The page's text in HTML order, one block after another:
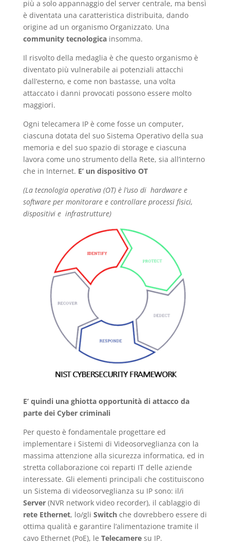
più a solo appannaggio del server centrale, ma bensì
è diventata una caratteristica distribuita, dando
origine ad un organismo Organizzato. Una
community tecnologica insomma.
Il risvolto della medaglia è che questo organismo è
diventato più vulnerabile ai potenziali attacchi
dall’esterno, e come non bastasse, una volta
attaccato i danni provocati possono essere molto
maggiori.
Ogni telecamera IP è come fosse un computer,
ciascuna dotata del suo Sistema Operativo della sua
memoria e del suo spazio di storage e ciascuna
lavora come uno strumento della Rete, sia all’interno
che in Internet. E’ un dispositivo OT
(La tecnologia operativa (OT) è l’uso di hardware e
software per monitorare e controllare processi fisici,
dispositivi e infrastrutture)
E’ quindi una ghiotta opportunità di attacco da
parte dei Cyber criminali
Per questo è fondamentale progettare ed
implementare i Sistemi di Videosorveglianza con la
massima attenzione alla sicurezza informatica, ed in
stretta collaborazione coi reparti IT delle aziende
interessate. Gli elementi principali che costituiscono
un Sistema di videosorveglianza su IP sono: il/i
Server (NVR network video recorder), il cablaggio di
rete Ethernet, lo/gli Switch che dovrebbero essere di
ottima qualità e garantire l’alimentazione tramite il
cavo Ethernet (PoE), le Telecamere su IP.